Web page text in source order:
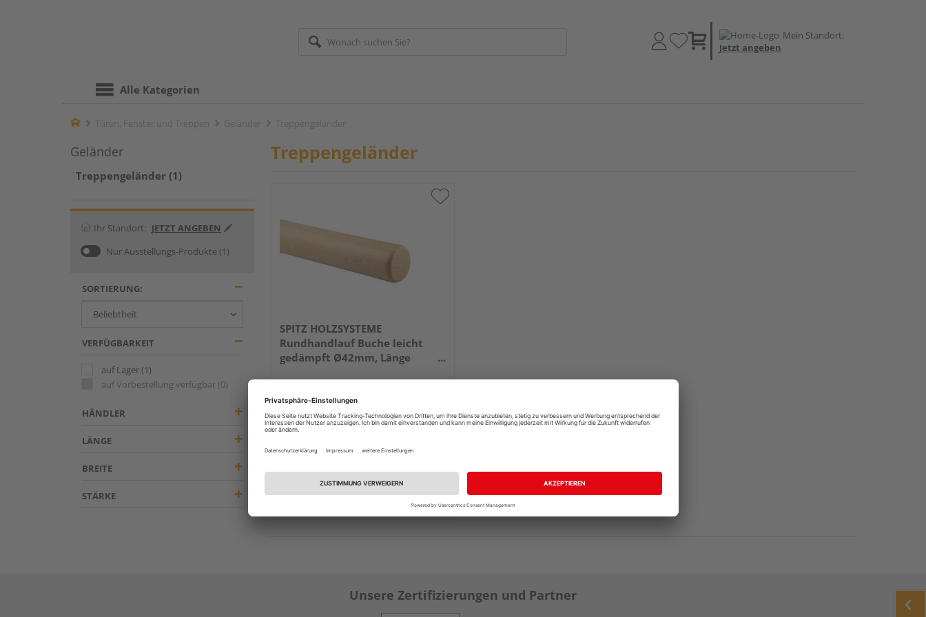
Mein Standort:
Jetzt angeben
Alle Kategorien
Home
Geländer
Treppengeländer (1)
Ihr Standort: JETZT ANGEBEN
Nur Ausstellungs-Produkte (1)
SORTIERUNG:
VERFÜGBARKEIT
auf Lager(1)
auf Vorbestellung verfügbar (0)
HÄNDLER
LÄNGE
BREITE
STÄRKE
Treppengeländer
SPITZ HOLZSYSTEME
Rundhandlauf Buche leicht
gedämpft Ø42mm, Länge
69,63 € / Stk.
Verkauf & Versand durch Ihren Händler
Holz Schwan
3 weiteren Händlern
Unsere Zertifizierungen und Partner